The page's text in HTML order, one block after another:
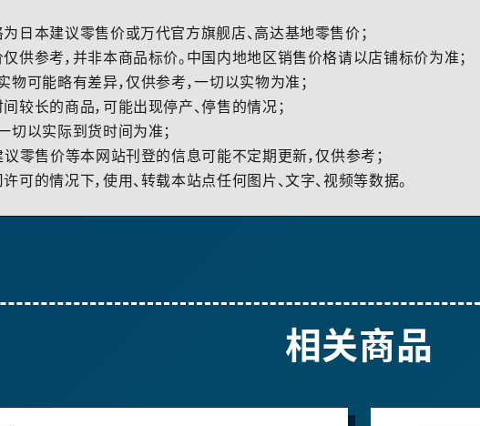
日本建议零售价或万代官方旗舰店、高达基地零售价；
供参考，并非本商品标价。中国内地地区销售价格请以店铺标价为准；
可能略有差异，仅供参考，一切以实物为准；
较长的商品，可能出现停产、停售的情况；
切以实际到货时间为准；
议零售价等本网站刊登的信息可能不定期更新，仅供参考；
的情况下，使用、转载本站点任何图片、文字、视频等数据。
相关商品